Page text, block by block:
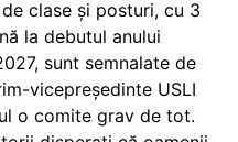
clase și posturi, cu 3
la debutul anului
sunt semnalate de
vicepreședinte USLI
o comite grav de tot.